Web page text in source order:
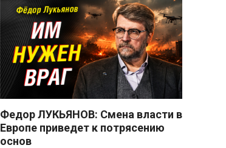
Федор ЛУКЬЯНОВ: Смена власти в
Европе приведет к потрясению
основ